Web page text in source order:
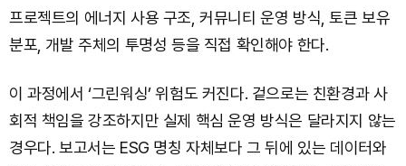
프로젝트의 에너지 사용 구조, 커뮤니티 운영 방식, 토큰 보유
분포, 개발 주체의 투명성 등을 직접 확인해야 한다.
이 과정에서 ‘그린워싱’ 위험도 커진다. 겉으로는 친환경과 사
회적 책임을 강조하지만 실제 핵심 운영 방식은 달라지지 않는
경우다. 보고서는 ESG 명칭 자체보다 그 뒤에 있는 데이터와